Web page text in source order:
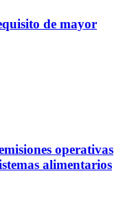
de mayor
operativas
alimentarios